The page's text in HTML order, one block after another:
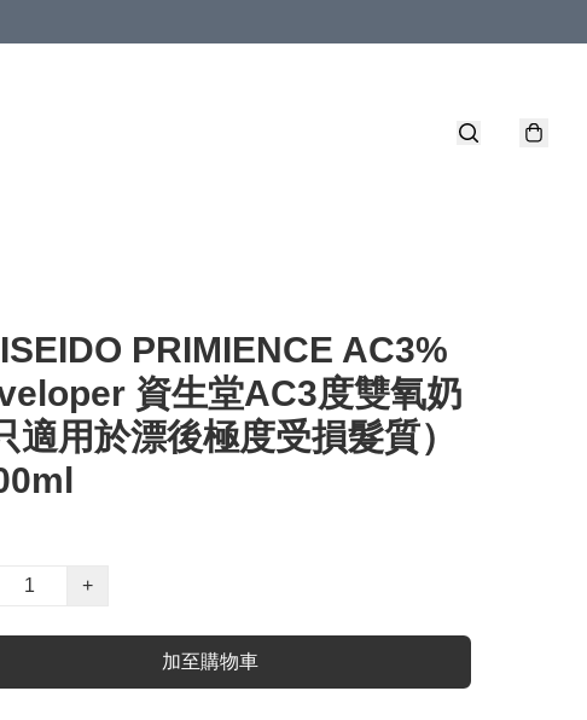
PRIMIENCE AC3%
資生堂AC3度雙氧奶
適用於漂後極度受損髮質）
+
加至購物車